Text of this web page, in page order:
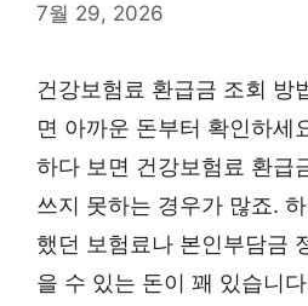
7월 29, 2026
건강보험료 환급금 조회 방
면 아까운 돈부터 확인하세
하다 보면 건강보험료 환급
쓰지 못하는 경우가 많죠.
했던 보험료나 본인부담금
을 수 있는 돈이 꽤 있습니